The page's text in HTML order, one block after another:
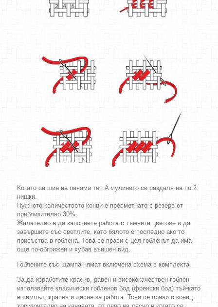
Когато се шие на панама тип A мулинето се разделя на по 2
нишки.
Нужното количеството конци е пресметнато с резерв от
приблизително 30%.
Желателно е да започнете работа с тъмните цветове и да
завършите със светлите, като бялото е последно ако то
присъства в гоблена. Това се прави с цел гобленът да има
още по-обгрижен и хубав външен вид.
Гоблените със щампа нямат включена схема в комплекта.
За да изработите красив, равен и висококачествен гоблен
използвайте класически гобленов бод (френски бод) тъй-като
е семпъл, красив и лесен за работа. Това се прави с конец